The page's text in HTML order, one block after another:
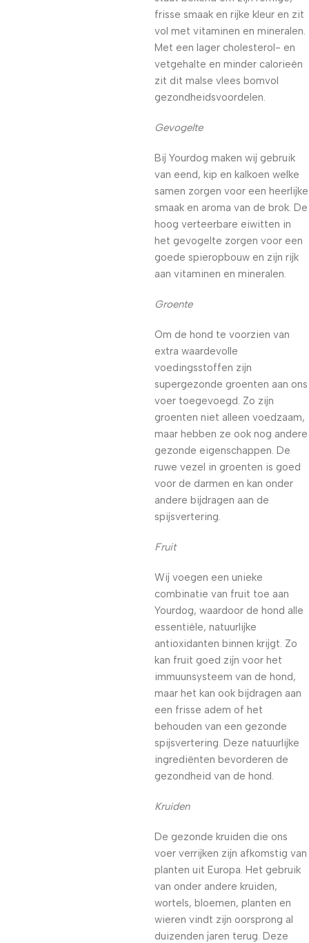
frisse smaak en rijke kleur en zit
vol met vitaminen en mineralen.
Met een lager cholesterol- en
vetgehalte en minder calorieën
zit dit malse vlees bomvol
gezondheidsvoordelen.
Gevogelte
Bij Yourdog maken wij gebruik
van eend, kip en kalkoen welke
samen zorgen voor een heerlijke
smaak en aroma van de brok. De
hoog verteerbare eiwitten in
het gevogelte zorgen voor een
goede spieropbouw en zijn rijk
aan vitaminen en mineralen.
Groente
Om de hond te voorzien van
extra waardevolle
voedingsstoffen zijn
supergezonde groenten aan ons
voer toegevoegd. Zo zijn
groenten niet alleen voedzaam,
maar hebben ze ook nog andere
gezonde eigenschappen. De
ruwe vezel in groenten is goed
voor de darmen en kan onder
andere bijdragen aan de
spijsvertering.
Fruit
Wij voegen een unieke
combinatie van fruit toe aan
Yourdog, waardoor de hond alle
essentiële, natuurlijke
antioxidanten binnen krijgt. Zo
kan fruit goed zijn voor het
immuunsysteem van de hond,
maar het kan ook bijdragen aan
een frisse adem of het
behouden van een gezonde
spijsvertering. Deze natuurlijke
ingrediënten bevorderen de
gezondheid van de hond.
Kruiden
De gezonde kruiden die ons
voer verrijken zijn afkomstig van
planten uit Europa. Het gebruik
van onder andere kruiden,
wortels, bloemen, planten en
wieren vindt zijn oorsprong al
duizenden jaren terug. Deze